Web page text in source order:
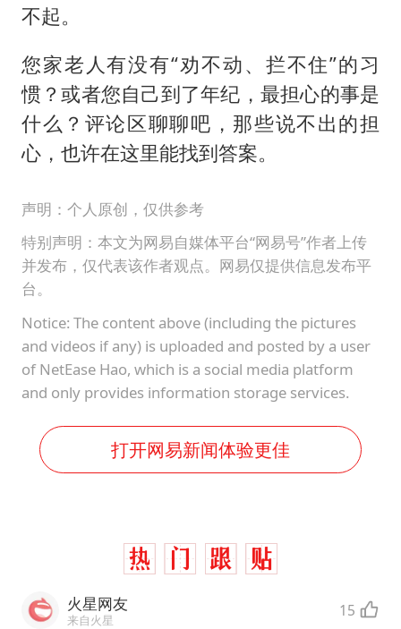
不起。
您家老人有没有“劝不动、拦不住”的习
惯？或者您自己到了年纪，最担心的事是
什么？评论区聊聊吧，那些说不出的担
心，也许在这里能找到答案。
声明：个人原创，仅供参考
特别声明：本文为网易自媒体平台“网易号”作者上传
并发布，仅代表该作者观点。网易仅提供信息发布平
台。
Notice: The content above (including the pictures
and videos if any) is uploaded and posted by a user
of NetEase Hao, which is a social media platform
and only provides information storage services.
打开网易新闻体验更佳
火星网友
来自火星 15